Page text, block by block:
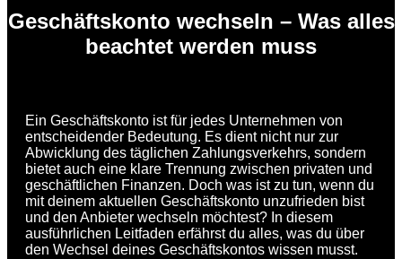
Geschäftskonto wechseln – Was alles
beachtet werden muss
Ein Geschäftskonto ist für jedes Unternehmen von
entscheidender Bedeutung. Es dient nicht nur zur
Abwicklung des täglichen Zahlungsverkehrs, sondern
bietet auch eine klare Trennung zwischen privaten und
geschäftlichen Finanzen. Doch was ist zu tun, wenn du
mit deinem aktuellen Geschäftskonto unzufrieden bist
und den Anbieter wechseln möchtest? In diesem
ausführlichen Leitfaden erfährst du alles, was du über
den Wechsel deines Geschäftskontos wissen musst.